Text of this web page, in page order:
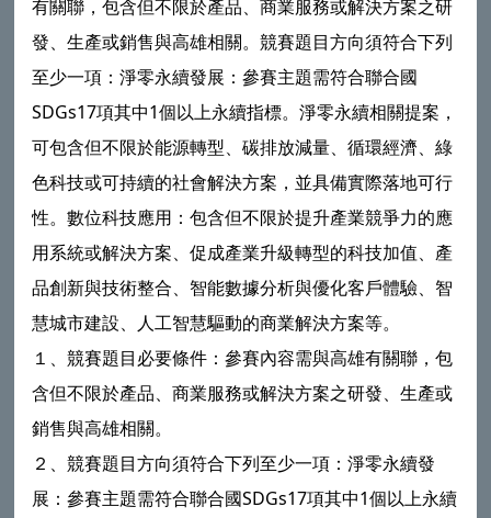
有關聯，包含但不限於產品、商業服務或解決方案之研
發、生產或銷售與高雄相關。競賽題目方向須符合下列
至少一項：淨零永續發展：參賽主題需符合聯合國
SDGs17項其中1個以上永續指標。淨零永續相關提案，
可包含但不限於能源轉型、碳排放減量、循環經濟、綠
色科技或可持續的社會解決方案，並具備實際落地可行
性。數位科技應用：包含但不限於提升產業競爭力的應
用系統或解決方案、促成產業升級轉型的科技加值、產
品創新與技術整合、智能數據分析與優化客戶體驗、智
慧城市建設、人工智慧驅動的商業解決方案等。
１、競賽題目必要條件：參賽內容需與高雄有關聯，包
含但不限於產品、商業服務或解決方案之研發、生產或
銷售與高雄相關。
２、競賽題目方向須符合下列至少一項：淨零永續發
展：參賽主題需符合聯合國SDGs17項其中1個以上永續